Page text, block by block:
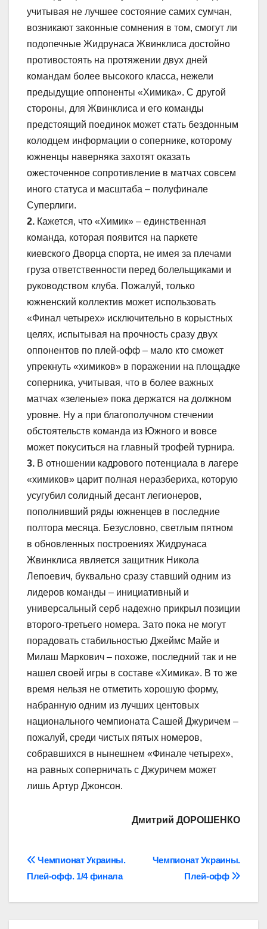
учитывая не лучшее состояние самих сумчан,
возникают законные сомнения в том, смогут ли
подопечные Жидрунаса Жвинклиса достойно
противостоять на протяжении двух дней
командам более высокого класса, нежели
предыдущие оппоненты «Химика». С другой
стороны, для Жвинклиса и его команды
предстоящий поединок может стать бездонным
колодцем информации о сопернике, которому
южненцы наверняка захотят оказать
ожесточенное сопротивление в матчах совсем
иного статуса и масштаба – полуфинале
Суперлиги.
2. Кажется, что «Химик» – единственная
команда, которая появится на паркете
киевского Дворца спорта, не имея за плечами
груза ответственности перед болельщиками и
руководством клуба. Пожалуй, только
южненский коллектив может использовать
«Финал четырех» исключительно в корыстных
целях, испытывая на прочность сразу двух
оппонентов по плей-офф – мало кто сможет
упрекнуть «химиков» в поражении на площадке
соперника, учитывая, что в более важных
матчах «зеленые» пока держатся на должном
уровне. Ну а при благополучном стечении
обстоятельств команда из Южного и вовсе
может покуситься на главный трофей турнира.
3. В отношении кадрового потенциала в лагере
«химиков» царит полная неразбериха, которую
усугубил солидный десант легионеров,
пополнивший ряды южненцев в последние
полтора месяца. Безусловно, светлым пятном
в обновленных построениях Жидрунаса
Жвинклиса является защитник Никола
Лепоевич, буквально сразу ставший одним из
лидеров команды – инициативный и
универсальный серб надежно прикрыл позиции
второго-третьего номера. Зато пока не могут
порадовать стабильностью Джеймс Майе и
Милаш Маркович – похоже, последний так и не
нашел своей игры в составе «Химика». В то же
время нельзя не отметить хорошую форму,
набранную одним из лучших центовых
национального чемпионата Сашей Джуричем –
пожалуй, среди чистых пятых номеров,
собравшихся в нынешнем «Финале четырех»,
на равных соперничать с Джуричем может
лишь Артур Джонсон.
Дмитрий ДОРОШЕНКО
Навігація
записів
Чемпионат Украины.
Плей-офф
Чемпионат Украины.
Плей-офф. 1/4 финала